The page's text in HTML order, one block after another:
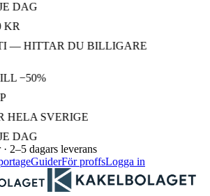
DAG
— HITTAR DU BILLIGARE
−50%
SVERIGE
DAG
2–5 dagars leverans
GuiderFör proffsLogga in